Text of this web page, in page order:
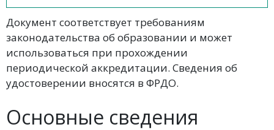
Документ соответствует требованиям
законодательства об образовании и может
использоваться при прохождении
периодической аккредитации. Сведения об
удостоверении вносятся в ФРДО.
Основные сведения